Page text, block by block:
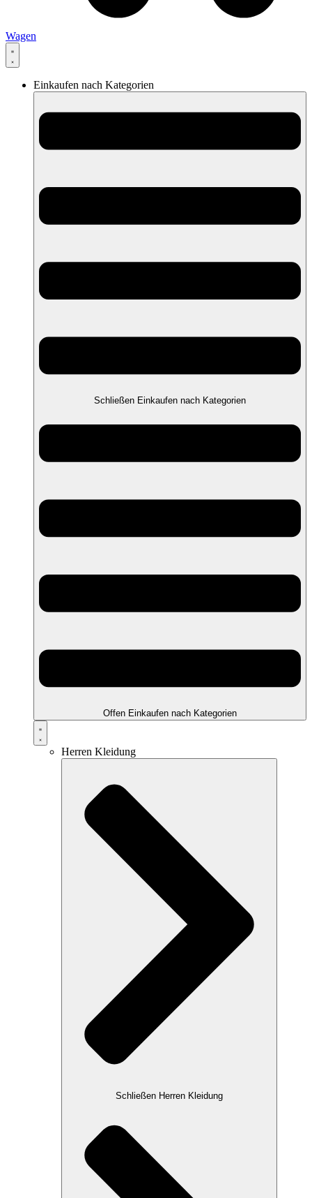
Wagen
Einkaufen nach Kategorien
Schließen Einkaufen nach Kategorien
Offen Einkaufen nach Kategorien
Herren Kleidung
Schließen Herren Kleidung